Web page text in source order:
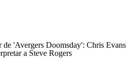
de 'Avergers Doomsday': Chris Evans
a Steve Rogers